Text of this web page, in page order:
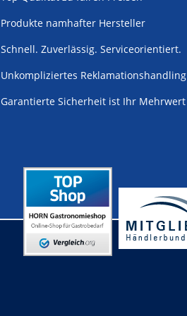
Produkte namhafter Hersteller
Schnell. Zuverlässig. Serviceorientiert.
Unkompliziertes Reklamationshandling
Garantierte Sicherheit ist Ihr Mehrwert